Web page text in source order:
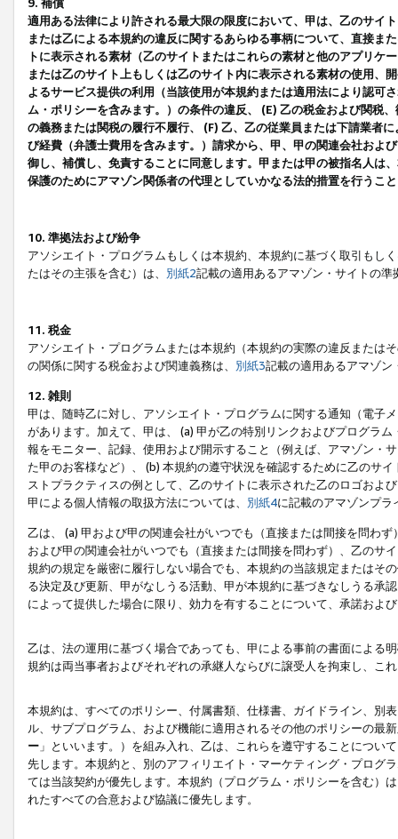
9. 補償
適用ある法律により許される最大限の限度において、甲は、乙のサイ
または乙による本規約の違反に関するあらゆる事柄について、直接ま
トに表示される素材（乙のサイトまたはこれらの素材と他のアプリ
または乙のサイト上もしくは乙のサイト内に表示される素材の使用、
よるサービス提供の利用（当該使用が本規約または適用法により認可
ム・ポリシーを含みます。）の条件の違反、 (E) 乙の税金および関税
の義務または関税の履行不履行、 (F) 乙、乙の従業員または下請業者
び経費（弁護士費用を含みます。）請求から、甲、甲の関連会社およ
御し、補償し、免責することに同意します。甲または甲の被指名人は
保護のためにアマゾン関係者の代理としていかなる法的措置を行うこ
10. 準拠法および紛争
アソシエイト・プログラムもしくは本規約、本規約に基づく取引もし
たはその主張を含む）は、 別紙2記載の適用あるアマゾン・サイトの
11. 税金
アソシエイト・プログラムまたは本規約（本規約の実際の違反または
の関係に関する税金および関連義務は、 別紙3記載の適用あるアマゾン
12. 雑則
甲は、随時乙に対し、アソシエイト・プログラムに関する通知（電子
があります。加えて、甲は、 (a) 甲が乙の特別リンクおよびプログラ
報をモニター、記録、使用および開示すること（例えば、アマゾン・
た甲のお客様など）、 (b) 本規約の遵守状況を確認するために乙のサ
ストプラクティスの例として、乙のサイトに表示された乙のロゴおよ
甲による個人情報の取扱方法については、 別紙4に記載のアマゾンプ
乙は、 (a) 甲および甲の関連会社がいつでも（直接または間接を問わ
および甲の関連会社がいつでも（直接または間接を問わず）、乙のサ
規約の規定を厳密に履行しない場合でも、本規約の当該規定またはそ
る決定及び更新、甲がなしうる活動、甲が本規約に基づきなしうる承
によって提供した場合に限り、効力を有することについて、承諾およ
乙は、法の運用に基づく場合であっても、甲による事前の書面による
規約は両当事者およびそれぞれの承継人ならびに譲受人を拘束し、こ
本規約は、すべてのポリシー、付属書類、仕様書、ガイドライン、別
ル、サブプログラム、および機能に適用されるその他のポリシーの最
ー 」といいます。）を組み入れ、乙は、これらを遵守することにつ
先します。本規約と、別のアフィリエイト・マーケティング・プログ
ては当該契約が優先します。本規約（プログラム・ポリシーを含む）
れたすべての合意および協議に優先します。